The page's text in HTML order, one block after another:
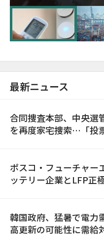
に需給対応体制を点検
最新ニュース
合同捜査本部、中央選
を再度家宅捜索…「投
ポスコ・フューチャー
ッテリー企業とLFP正
韓国政府、猛暑で電力
高更新の可能性に需給